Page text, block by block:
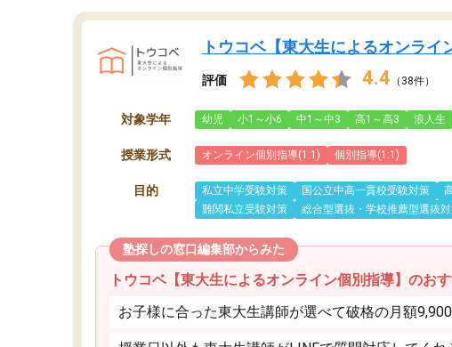
トウコベ【東大生によるオンライ
評価 4.4 （38件）
対象学年 幼児 小1～小6 中1～中3 高1～高3 浪人生
授業形式 オンライン個別指導(1:1) 個別指導(1:1)
目的 私立中学受験対策 国公立中高一貫校受験対策
難関私立受験対策
総合型選抜・学校推薦型選抜
塾探しの窓口編集部からみた
トウコベ【東大生によるオンライン個別指導】のお
お子様に合った東大生講師が選べて破格の月額9,900